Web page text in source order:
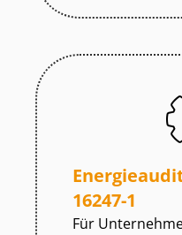
16247-1
Für